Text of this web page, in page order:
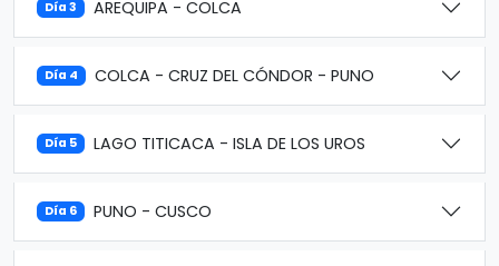
Día 3 AREQUIPA - COLCA
Día 4 COLCA - CRUZ DEL CÓNDOR - PUNO
Día 5 LAGO TITICACA - ISLA DE LOS UROS
Día 6 PUNO - CUSCO